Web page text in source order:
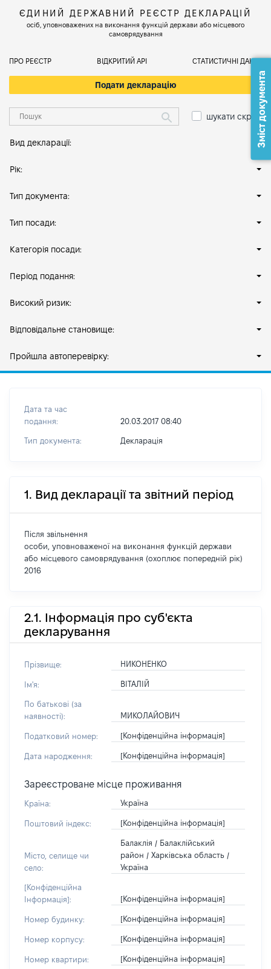
ЄДИНИЙ ДЕРЖАВНИЙ РЕЄСТР ДЕКЛАРАЦІЙ
осіб, уповноважених на виконання функцій держави або місцевого
самоврядування
ПРО РЕЄСТР ВІДКРИТИЙ АРІ СТАТИСТИЧНІ ДАНІ
Подати декларацію
шукати скрізь
Вид декларації:
Рік:
Тип документа:
Тип посади:
Категорія посади:
Період подання:
Високий ризик:
Відповідальне становище:
Пройшла автоперевірку:
Дата та час
подання:
20.03.2017 08:40
Тип документа: Декларація
1. Вид декларації та звітний період
Після звільнення
особи, уповноваженої на виконання функцій держави
або місцевого самоврядування (охоплює попередній рік)
2016
2.1. Інформація про суб'єкта
декларування
Прізвище: НИКОНЕНКО
Ім'я: ВІТАЛІЙ
По батькові (за
наявності):
МИКОЛАЙОВИЧ
Податковий номер: [Конфіденційна інформація]
Дата народження: [Конфіденційна інформація]
Зареєстроване місце проживання
Країна: Україна
Поштовий індекс: [Конфіденційна інформація]
Місто, селище чи
село:
Балаклія / Балаклійський
район / Харківська область /
Україна
[Конфіденційна
Інформація]:
[Конфіденційна інформація]
Номер будинку: [Конфіденційна інформація]
Номер корпусу: [Конфіденційна інформація]
Номер квартири: [Конфіденційна інформація]
Зміст документа